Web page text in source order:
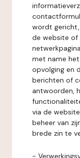
wordt gericht,
de website of
met name
opvolging en
berichten of
antwoorden,
via de
beheer van
brede zin te
-